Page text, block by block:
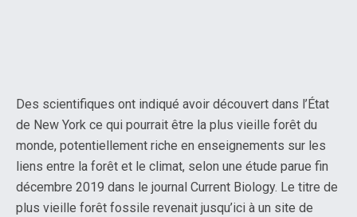
Des scientifiques ont indiqué avoir découvert dans l’État
de New York ce qui pourrait être la plus vieille forêt du
monde, potentiellement riche en enseignements sur les
liens entre la forêt et le climat, selon une étude parue fin
décembre 2019 dans le journal Current Biology. Le titre de
plus vieille forêt fossile revenait jusqu’ici à un site de